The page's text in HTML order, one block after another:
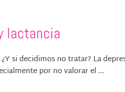
lactancia
si decidimos no tratar? La
por no valorar el ...